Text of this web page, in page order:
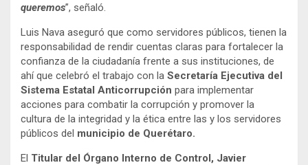
queremos”, señaló.
Luis Nava aseguró que como servidores públicos, tienen la
responsabilidad de rendir cuentas claras para fortalecer la
confianza de la ciudadanía frente a sus instituciones, de
ahí que celebró el trabajo con la Secretaría Ejecutiva del
Sistema Estatal Anticorrupción para implementar
acciones para combatir la corrupción y promover la
cultura de la integridad y la ética entre las y los servidores
públicos del municipio de Querétaro.
El Titular del Órgano Interno de Control, Javier